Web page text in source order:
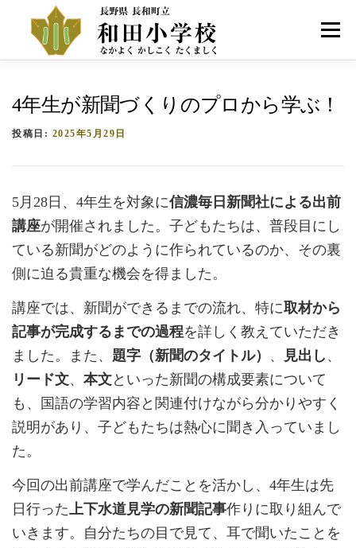
メニュー
4年生が新聞づくりのプロから学ぶ！
投稿日: 2025年5月29日
5月28日、4年生を対象に信濃毎日新聞社による出前
講座が開催されました。子どもたちは、普段目にし
ている新聞がどのように作られているのか、その裏
側に迫る貴重な機会を得ました。
講座では、新聞ができるまでの流れ、特に取材から
記事が完成するまでの過程を詳しく教えていただき
ました。また、 題字（新聞のタイトル） 、 見出し 、
リード文、 本文といった新聞の構成要素について
も、国語の学習内容と関連付けながら分かりやすく
説明があり、子どもたちは熱心に聞き入っていまし
た。
今回の出前講座で学んだことを活かし、4年生は先
日行った上下水道見学の新聞記事作りに取り組んで
いきます。自分たちの目で見て、耳で聞いたことを